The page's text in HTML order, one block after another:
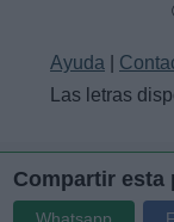
Ayuda
Las letras
Compartir esta